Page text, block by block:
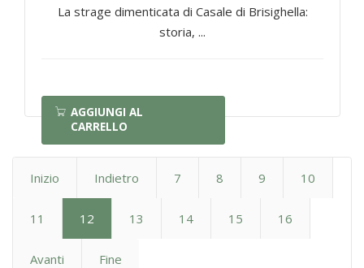
La strage dimenticata di Casale di Brisighella:
storia, ...
AGGIUNGI AL
CARRELLO
Inizio Indietro 7 8 9 10
11 12 13 14 15 16
Avanti Fine